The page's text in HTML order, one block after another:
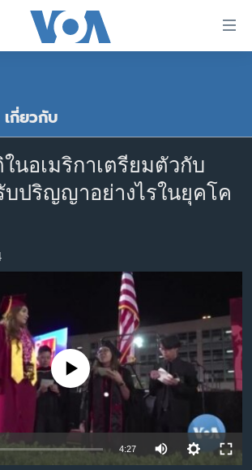
ษ
เกี่ยวกับ
นอเมริกาเตรียมตัวกับ
บปริญญาอย่างไรในยุคโค
source currently available
4:27